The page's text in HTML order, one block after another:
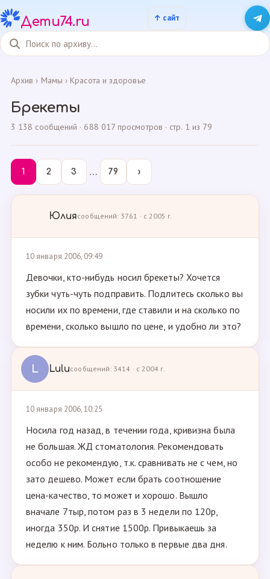
Дети74.ru
Архив › Мамы › Красота и здоровье
Брекеты
3 138 сообщений · 688 017 просмотров · стр. 1 из 79
1 2 3 … 79 ›
Юлиясообщений: 3761 · с 2005 г.
10 января 2006, 09:49
Девочки, кто-нибудь носил брекеты? Хочется
зубки чуть-чуть подправить. Подлитесь сколько вы
носили их по времени, где ставили и на сколько по
времени, сколько вышло по цене, и удобно ли это?
L Luluсообщений: 3414 · с 2004 г.
10 января 2006, 10:25
Носила год назад, в течении года, кривизна была
не большая. ЖД стоматология. Рекомендовать
особо не рекомендую, т.к. сравнивать не с чем, но
зато дешево. Может если брать соотношение
цена-качество, то может и хорошо. Вышло
вначале 7тыр, потом раз в 3 недели по 120р,
иногда 350р. И снятие 1500р. Привыкаешь за
неделю к ним. Больно только в первые два дня.